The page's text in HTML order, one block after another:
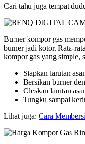
Cari tahu juga tempat
Burner kompor gas
burner jadi kotor. Rata-
kompor gas yang simple,
Siapkan larutan
Bersikan burner
Oleskan larutan
Tungku sampai
Lihat juga: Cara